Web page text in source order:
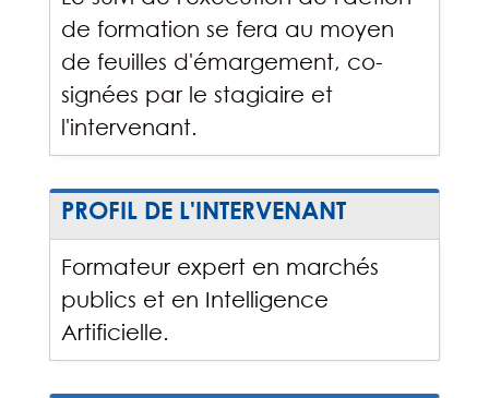
de formation se fera au moyen
de feuilles d'émargement, co-
signées par le stagiaire et
l'intervenant.
PROFIL DE L'INTERVENANT
Formateur expert en marchés
publics et en Intelligence
Artificielle.